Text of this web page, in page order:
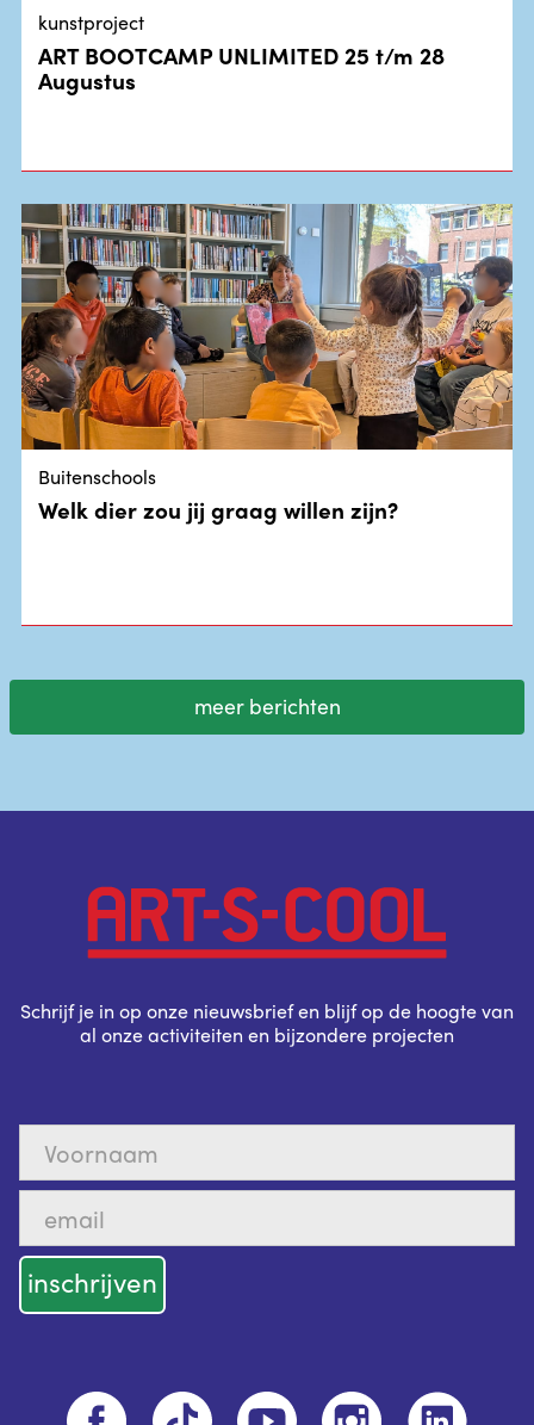
kunstproject
ART BOOTCAMP UNLIMITED 25 t/m 28
Augustus
Buitenschools
Welk dier zou jij graag willen zijn?
meer berichten
Schrijf je in op onze nieuwsbrief en blijf op de hoogte van
al onze activiteiten en bijzondere projecten